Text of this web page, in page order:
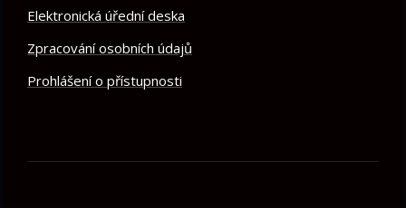
Elektronická úřední deska
Zpracování osobních údajů
Prohlášení o přístupnosti